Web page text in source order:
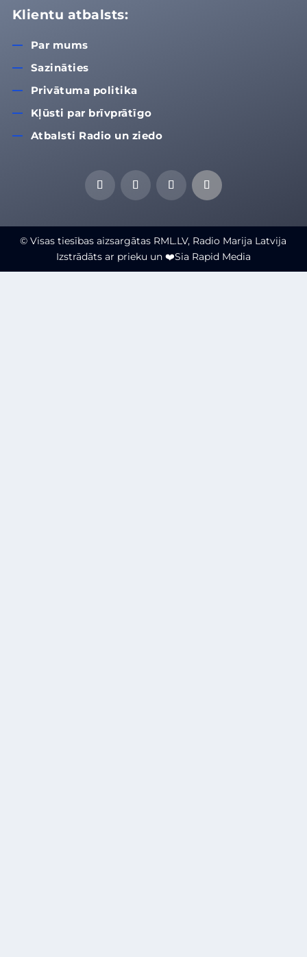
Klientu atbalsts:
Par mums
Sazināties
Privātuma politika
Kļūsti par brīvprātīgo
Atbalsti Radio un ziedo
© Visas tiesības aizsargātas RML.LV, Radio Marija Latvija
Izstrādāts ar prieku un ❤️Sia Rapid Media